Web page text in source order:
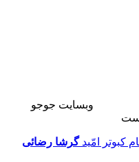
وبسایت جوجو
گرشا رضائی